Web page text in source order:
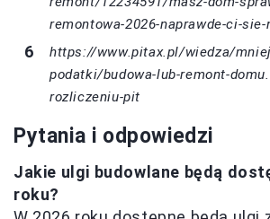
remontowa-2026-naprawde-ci-
https://www.pitax.pl/wiedza/
podatki/budowa-lub-remont-
rozliczeniu-pit
Pytania i odpowiedzi
Jakie ulgi budowlane będą
roku?